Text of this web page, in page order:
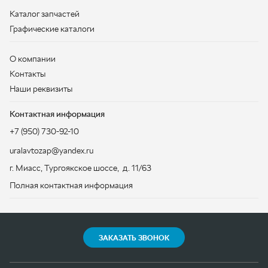
Контактная информация
+7 (950) 730-92-10
uralavtozap@yandex.ru
г. Миасс, Тургоякское шоссе, д. 11/63
Полная контактная информация
Политика конфиденциальности